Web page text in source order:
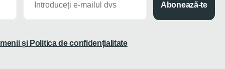
Abonează-te
și Politica de confidențialitate